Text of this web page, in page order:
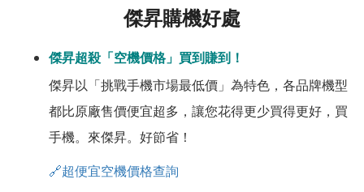
傑昇購機好處
傑昇超殺「空機價格」買到賺到！
傑昇以「挑戰手機市場最低價」為特色，各品牌機型
都比原廠售價便宜超多，讓您花得更少買得更好，買
手機。來傑昇。好節省！
🔗超便宜空機價格查詢